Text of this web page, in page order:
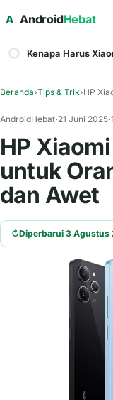
A AndroidHebat
Kenapa Harus
Beranda›Tips & Trik›HP
AndroidHebat 21 Juni 2025
HP
untuk
dan Awet
↻Diperbarui 3 Agustus